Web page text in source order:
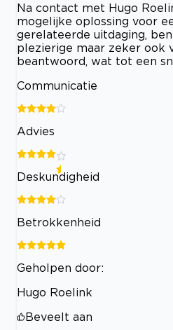
Na contact met Hugo
mogelijke oplossing voor
gerelateerde uitdaging,
plezierige maar zeker ook
beantwoord, wat tot een
Communicatie
Advies
Deskundigheid
Betrokkenheid
Geholpen door:
Hugo Roelink
Beveelt aan